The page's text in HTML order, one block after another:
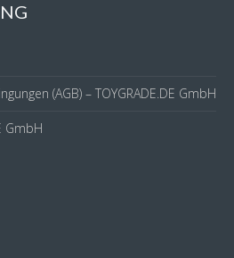
(AGB) – TOYGRADE.DE GmbH
GmbH